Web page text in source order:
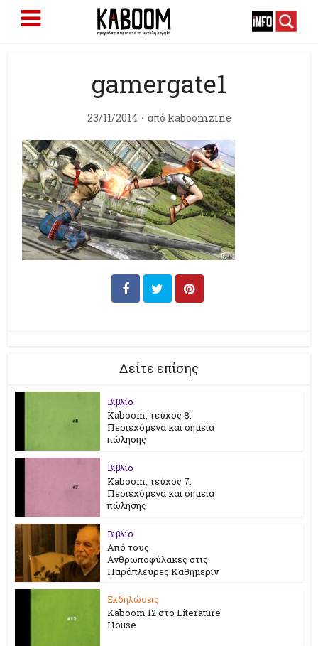
gamergate1
23/11/2014 από kaboomzine
Δείτε επίσης
Βιβλίο
Kaboom, τεύχος 8:
Περιεχόμενα και σημεία
πώλησης
Βιβλίο
Kaboom, τεύχος 7.
Περιεχόμενα και σημεία
πώλησης
Βιβλίο
Από τους
Ανθρωποφύλακες στις
Παράπλευρες Καθημεριν
Εκδηλώσεις
Kaboom 12 στο Literature
House